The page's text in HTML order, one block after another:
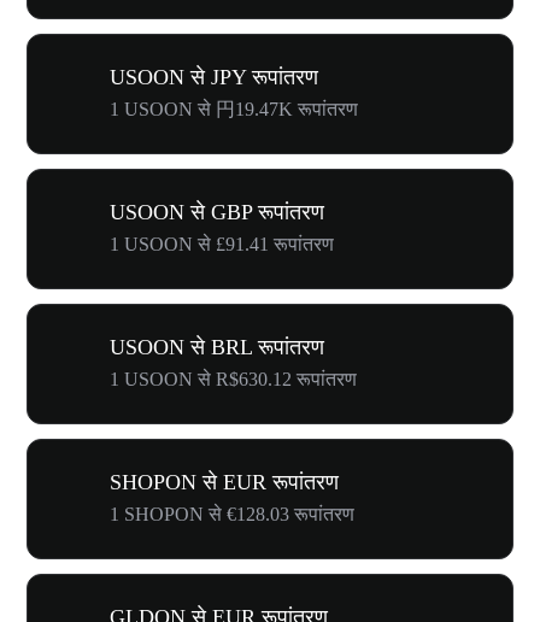
USOON से JPY रूपांतरण
1 USOON से 円19.47K रूपांतरण
USOON से GBP रूपांतरण
1 USOON से £91.41 रूपांतरण
USOON से BRL रूपांतरण
1 USOON से R$630.12 रूपांतरण
SHOPON से EUR रूपांतरण
1 SHOPON से €128.03 रूपांतरण
GLDON से EUR रूपांतरण